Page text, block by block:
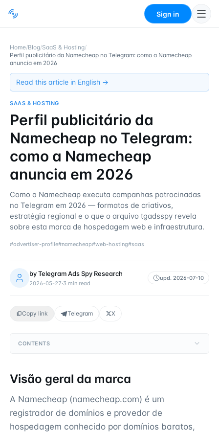
Sign in
Home/Blog/SaaS & Hosting/
Perfil publicitário da Namecheap no Telegram: como a Namecheap
anuncia em 2026
Read this article in English →
SAAS & HOSTING
Perfil publicitário da
Namecheap no Telegram:
como a Namecheap
anuncia em 2026
Como a Namecheap executa campanhas patrocinadas
no Telegram em 2026 — formatos de criativos,
estratégia regional e o que o arquivo tgadsspy revela
sobre esta marca de hospedagem web e infraestrutura.
#advertiser-profile#namecheap#web-hosting#saas
byTelegram Ads Spy Research
2026-05-27·3 min read
upd. 2026-07-10
Copy link Telegram X
CONTENTS
Visão geral da marca
A Namecheap (namecheap.com) é um
registrador de domínios e provedor de
hospedagem conhecido por domínios baratos,